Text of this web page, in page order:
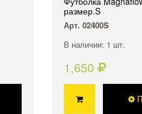
размер.S
Арт. 02400S
В наличии: 1 шт.
1,650